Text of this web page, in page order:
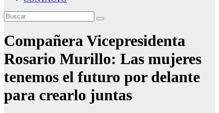
Compañera Vicepresidenta
Rosario Murillo: Las mujeres
tenemos el futuro por delante
para crearlo juntas